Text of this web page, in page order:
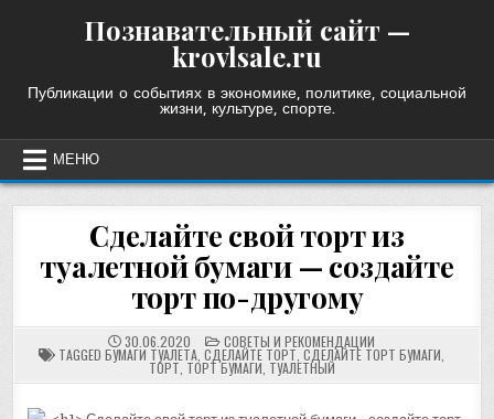
Познавательный сайт —
krovlsale.ru
Публикации о событиях в экономике, политике, социальной
жизни, культуре, спорте.
МЕНЮ
Сделайте свой торт из
туалетной бумаги — создайте
торт по-другому
30.06.2020 POSTED
IN
СОВЕТЫ И РЕКОМЕНДАЦИИ
TAGGED БУМАГИ ТУАЛЕТА СДЕЛАЙТЕ ТОРТ СДЕЛАЙТЕ ТОРТ БУМАГИ
ТОРТ ТОРТ БУМАГИ ТУАЛЕТНЫЙ